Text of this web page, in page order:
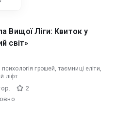
Вищої Ліги: Квиток у
світ»
психологія грошей, таємниці еліти,
ліфт
2